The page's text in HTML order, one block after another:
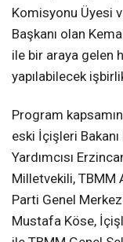
Komisyonu Üyesi
Başkanı olan
ile bir araya gelen
yapılabilecek
Program
eski İçişleri
Yardımcısı
Milletvekili, TBMM
Parti Genel
Mustafa Köse,